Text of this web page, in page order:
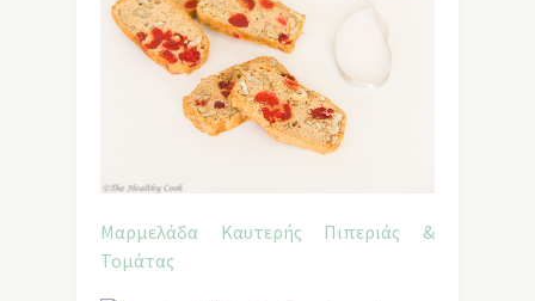
Μαρμελάδα Καυτερής Πιπεριάς &
Τομάτας